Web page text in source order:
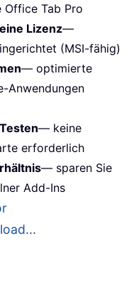
Office Tab Pro
Lizenz—
(MSI-fähig)
— optimierte
Anwendungen
— keine
erforderlich
— sparen Sie
Add-Ins